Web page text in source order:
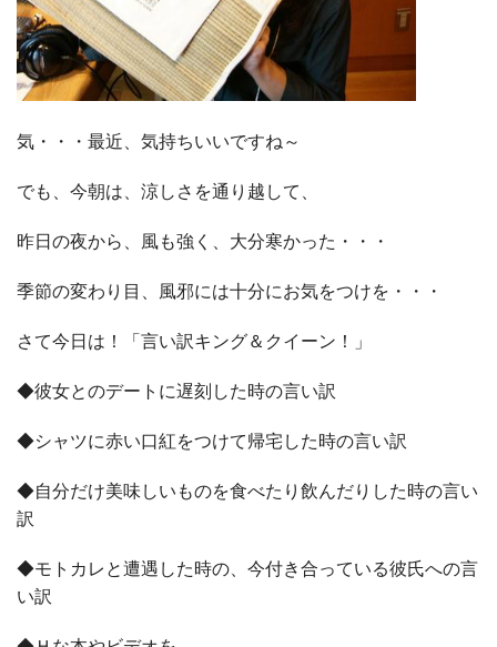
気・・・最近、気持ちいいですね～
でも、今朝は、涼しさを通り越して、
昨日の夜から、風も強く、大分寒かった・・・
季節の変わり目、風邪には十分にお気をつけを・・・
さて今日は！「言い訳キング＆クイーン！」
◆彼女とのデートに遅刻した時の言い訳
◆シャツに赤い口紅をつけて帰宅した時の言い訳
◆自分だけ美味しいものを食べたり飲んだりした時の言い
訳
◆モトカレと遭遇した時の、今付き合っている彼氏への言
い訳